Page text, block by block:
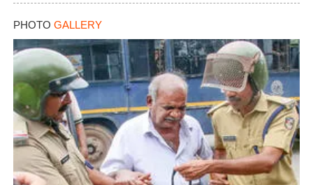
PHOTO GALLERY